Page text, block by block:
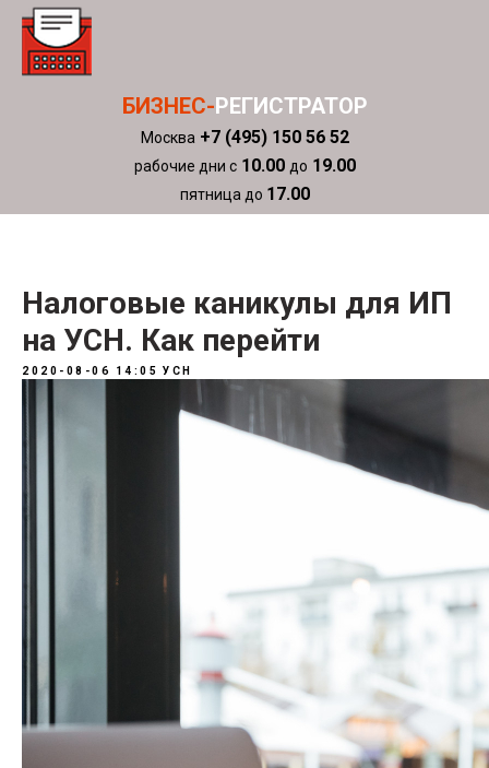
БИЗНЕС-РЕГИСТРАТОР
Москва +7 (495) 150 56 52
рабочие дни с 10.00 до 19.00
пятница до 17.00
Налоговые каникулы для ИП
на УСН. Как перейти
2020-08-06 14:05 УСН